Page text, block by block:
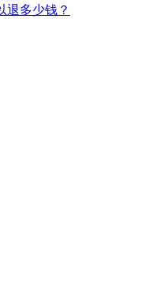
退多少钱？